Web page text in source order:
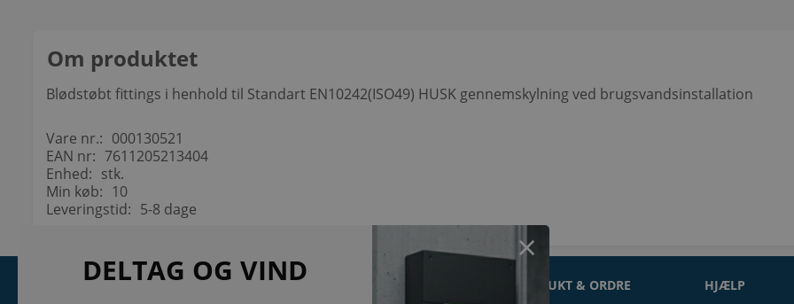
Om produktet
Blødstøbt fittings i henhold til Standart EN10242(ISO49) HUSK gennemskylning ved brugsvandsinstallation
Vare nr.: 000130521
EAN nr: 7611205213404
Enhed: stk.
Min køb: 10
Leveringstid: 5-8 dage
KONTAKT INFORMATION PRODUKT & ORDRE HJÆLP
DELTAG OG VIND